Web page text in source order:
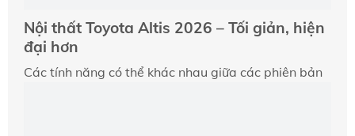
Nội thất Toyota Altis 2026 – Tối giản, hiện
đại hơn
Các tính năng có thể khác nhau giữa các phiên bản